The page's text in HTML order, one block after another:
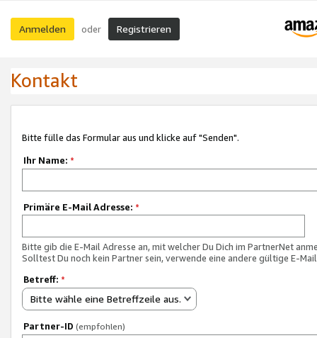
Anmelden oder Registrieren
Kontakt
Bitte fülle das Formular aus und klicke auf "Senden".
Ihr Name: *
Primäre E-Mail Adresse: *
Bitte gib die E-Mail Adresse an, mit welcher Du Dich im PartnerNet
Solltest Du noch kein Partner sein, verwende eine andere gültige E-
Betreff: *
Bitte wähle eine Betreffzeile aus.
Partner-ID (empfohlen)